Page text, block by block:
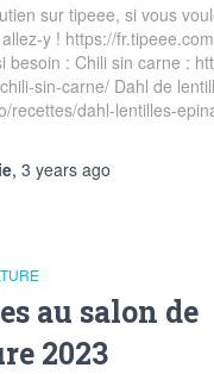
sur tipeee, si vous
y ! https://
besoin : Chili sin carne :
sin-carne/ Dahl de
recettes/dahl-lentilles-
, 3 years ago
au salon de
2023